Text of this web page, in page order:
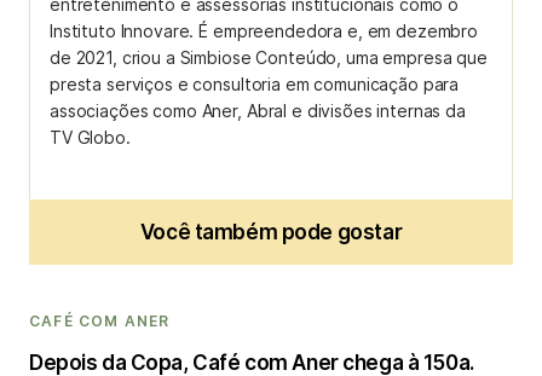
entretenimento e assessorias institucionais como o
Instituto Innovare. É empreendedora e, em dezembro
de 2021, criou a Simbiose Conteúdo, uma empresa que
presta serviços e consultoria em comunicação para
associações como Aner, Abral e divisões internas da
TV Globo.
Você também pode gostar
CAFÉ COM ANER
Depois da Copa, Café com Aner chega à 150a.